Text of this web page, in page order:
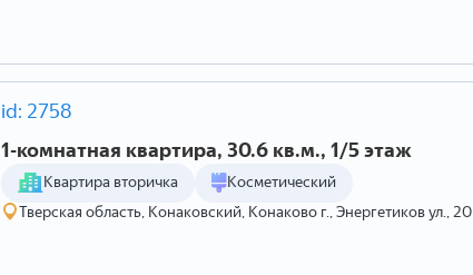
id: 2758
1-комнатная квартира, 30.6 кв.м., 1/5 этаж
Квартира вторичка
Косметический
Тверская область, Конаковский, Конаково г., Энергетиков ул., 20